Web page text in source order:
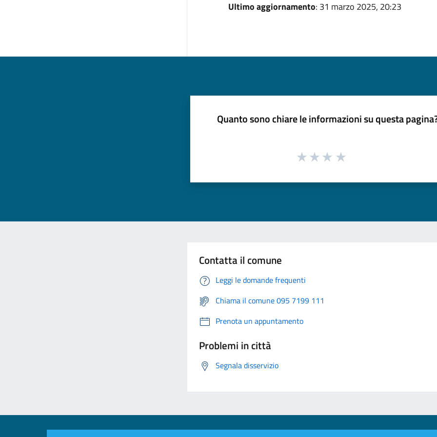
Ultimo aggiornamento: 31 marzo 2025, 20:23
Quanto sono chiare le informazioni su questa
Contatta il comune
Leggi le domande frequenti
Chiama il comune 095 7199 111
Prenota un appuntamento
Problemi in città
Segnala disservizio